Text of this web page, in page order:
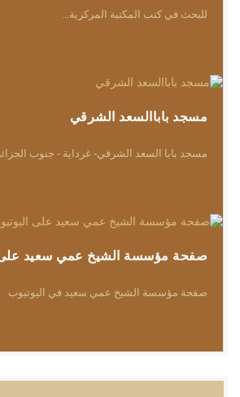
للبحث في كتب المكتبة المركزية...
مسجد باباالسعد الشرقي
مسجد بابا السعد الشرقي- غرداية - جنوب
صفحة مؤسسة الشيخ عمي سعيد على
صفحة مؤسسة الشيخ عمي سعيد في اليوتيوب